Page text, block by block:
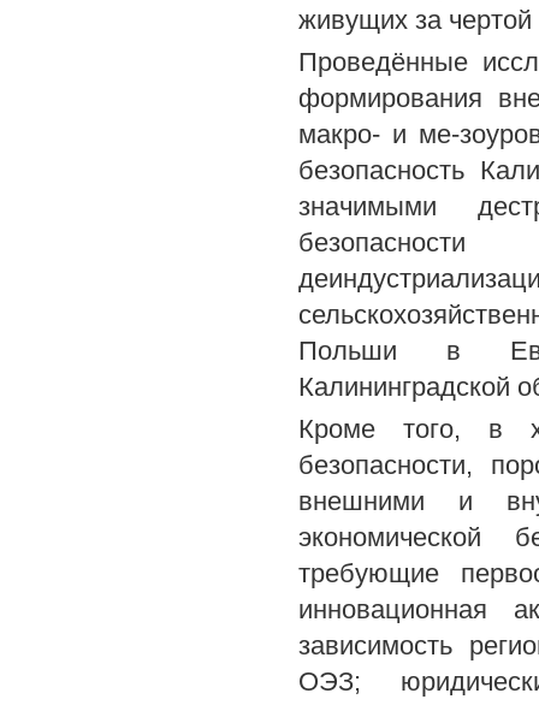
живущих за чертой
Проведённые
формирования
макро- и ме-
безопасность
значимыми
Польши в
Калининградской
Кроме того, в
безопасности,
внешними и
экономической
требующие
инновационная
зависимость
ОЭЗ;